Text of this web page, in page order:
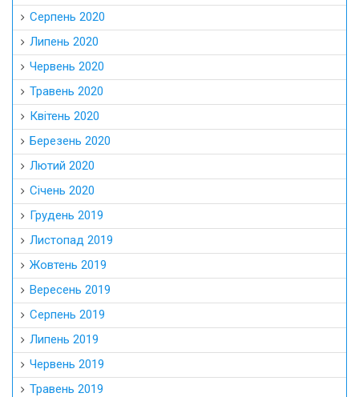
Серпень 2020
Липень 2020
Червень 2020
Травень 2020
Квітень 2020
Березень 2020
Лютий 2020
Січень 2020
Грудень 2019
Листопад 2019
Жовтень 2019
Вересень 2019
Серпень 2019
Липень 2019
Червень 2019
Травень 2019